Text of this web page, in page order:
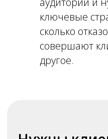
ключевые
сколько
совершают
другое.